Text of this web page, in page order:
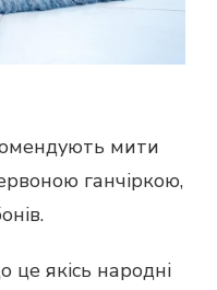
мити
ганчіркою,
якісь народні